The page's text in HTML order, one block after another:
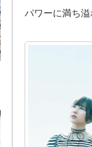
パワーに満ち